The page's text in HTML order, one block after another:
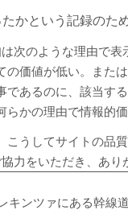
かという記録のた
次のような理由で表
価値が低い。また
あるのに、該当す
らかの理由で情報的
こうしてサイトの品
力をいただき、あり
キンツァにある幹線